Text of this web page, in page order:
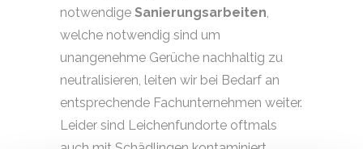
notwendige Sanierungsarbeiten,
welche notwendig sind um
unangenehme Gerüche nachhaltig zu
neutralisieren, leiten wir bei Bedarf an
entsprechende Fachunternehmen weiter.
Leider sind Leichenfundorte oftmals